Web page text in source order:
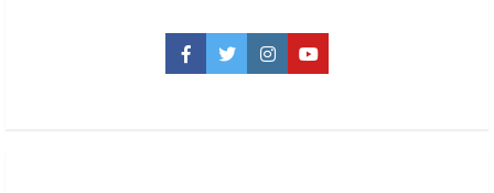
Facebook
TwitterInstagramYouTube